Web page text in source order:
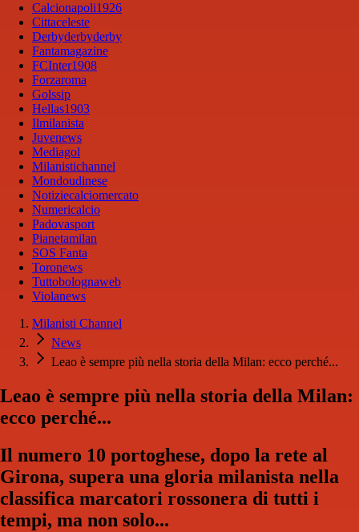
Calcionapoli1926
Cittaceleste
Derbyderbyderby
Fantamagazine
FCInter1908
Forzaroma
Golssip
Hellas1903
Ilmilanista
Juvenews
Mediagol
Milanistichannel
Mondoudinese
Notiziecalciomercato
Numericalcio
Padovasport
Pianetamilan
SOS Fanta
Toronews
Tuttobolognaweb
Violanews
Milanisti Channel
News
Leao è sempre più nella storia della Milan: ecco perché...
Leao è sempre più nella storia della Milan:
ecco perché...
Il numero 10 portoghese, dopo la rete al
Girona, supera una gloria milanista nella
classifica marcatori rossonera di tutti i
tempi, ma non solo...